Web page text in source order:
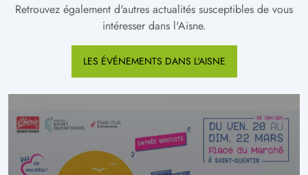
Retrouvez également d'autres actualités susceptibles de vous
intéresser dans l'Aisne.
LES ÉVÉNEMENTS DANS L'AISNE